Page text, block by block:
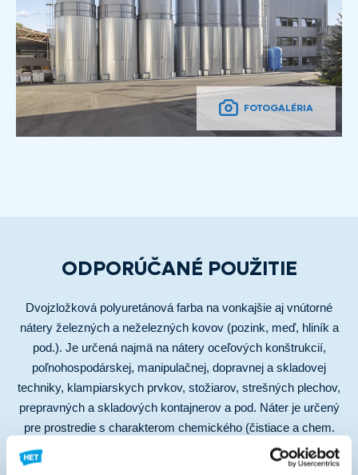
FOTOGALÉRIA
ODPORÚČANÉ POUŽITIE
Dvojzložková polyuretánová farba na vonkajšie aj vnútorné
nátery železných a neželezných kovov (pozink, meď, hliník a
pod.). Je určená najmä na nátery oceľových konštrukcií,
poľnohospodárskej, manipulačnej, dopravnej a skladovej
techniky, klampiarskych prvkov, stožiarov, strešných plechov,
prepravných a skladových kontajnerov a pod. Náter je určený
pre prostredie s charakterom chemického (čistiace a chem.
prostriedky) a mechanického namáhania a na aplikácie s
požiadavkou na veľmi rýchle zasychanie a tvrdnutie.